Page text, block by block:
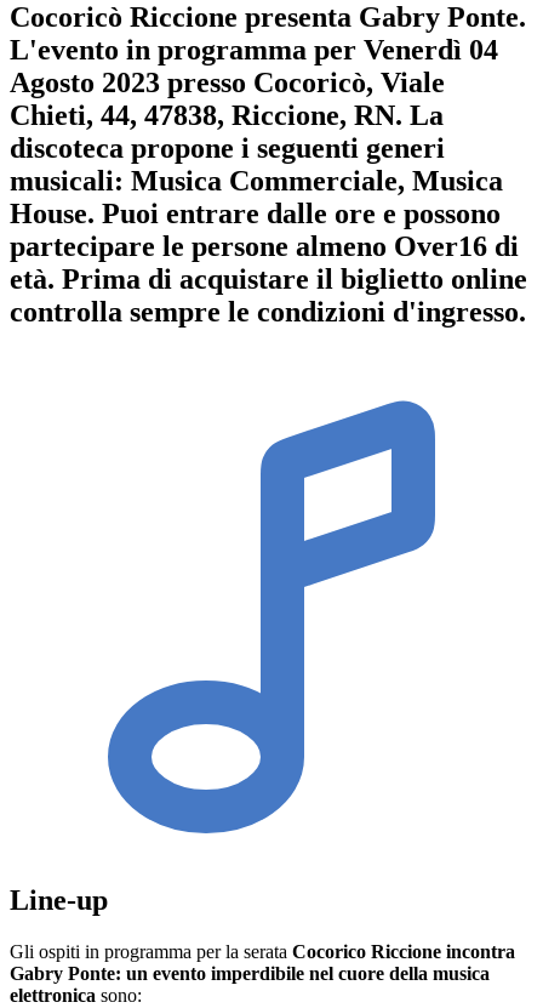
Cocoricò Riccione presenta Gabry Ponte.
L'evento in programma per Venerdì 04
Agosto 2023 presso Cocoricò, Viale
Chieti, 44, 47838, Riccione, RN. La
discoteca propone i seguenti generi
musicali: Musica Commerciale, Musica
House. Puoi entrare dalle ore e possono
partecipare le persone almeno Over16 di
età. Prima di acquistare il biglietto online
controlla sempre le condizioni d'ingresso.
Line-up
Gli ospiti in programma per la serata Cocorico Riccione incontra
Gabry Ponte: un evento imperdibile nel cuore della musica
elettronica sono: